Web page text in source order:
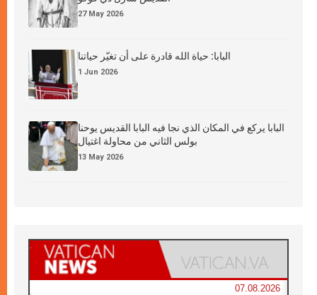
27 May 2026
البابا: حياة الله قادرة على أن تغيّر حياتنا
1 Jun 2026
البابا يركع في المكان الذي نجا فيه البابا القديس يوحنا
بولس الثاني من محاولة اغتيال
13 May 2026
07.08.2026